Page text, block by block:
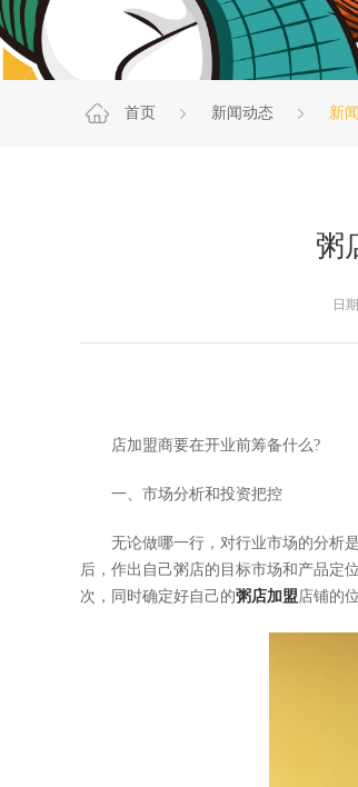
首页 新闻动态 新
粥
日
店加盟商要在开业前筹备什么?
一、市场分析和投资把控
无论做哪一行，对行业市场的分析是
后，作出自己粥店的目标市场和产品定
次，同时确定好自己的粥店加盟店铺的位